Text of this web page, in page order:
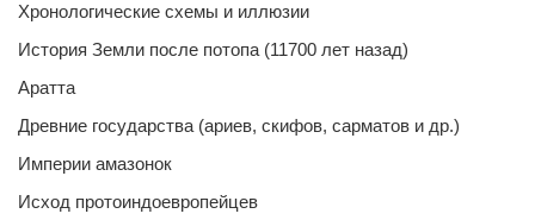
Хронологические схемы и иллюзии
История Земли после потопа (11700 лет назад)
Аратта
Древние государства (ариев, скифов, сарматов и др.)
Империи амазонок
Исход протоиндоевропейцев